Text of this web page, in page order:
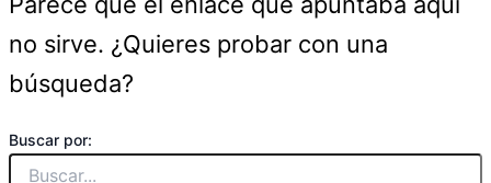
no sirve. ¿Quieres probar con una
búsqueda?
Buscar por: